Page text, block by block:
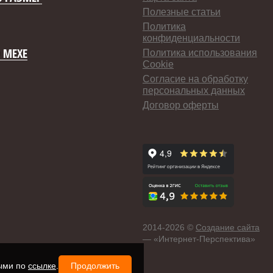
Полезные статьи
Политика
конфиденциальности
Политика использования
Cookie
Согласие на обработку
персональных данных
Договор оферты
2014-2026 © Создание сайта
— «Интернет-Перспектива»
по ссылке Продолжить